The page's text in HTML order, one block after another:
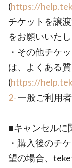
(https://
チケットを譲
をお願いいたし
・その他チケ
は、よくある
(https://
2-一般ご利用
■キャンセルに
・購入後のチ
望の場合、